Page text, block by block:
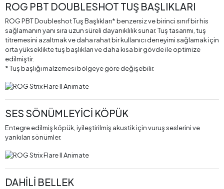
ROG PBT DOUBLESHOT TUŞ BAŞLIKLARI
ROG PBT Doubleshot Tuş Başlıkları* benzersiz ve birinci sınıf bir his
sağlamanın yanı sıra uzun süreli dayanıklılık sunar. Tuş tasarımı, tuş
titremesini azaltmak ve daha rahat bir kullanıcı deneyimi sağlamak için
orta yükseklikte tuş başlıkları ve daha kısa bir gövde ile optimize
edilmiştir.
* Tuş başlığı malzemesi bölgeye göre değişebilir.
SES SÖNÜMLEYİCİ KÖPÜK
Entegre edilmiş köpük, iyileştirilmiş akustik için vuruş seslerini ve
yankıları sönümler.
DAHİLİ BELLEK